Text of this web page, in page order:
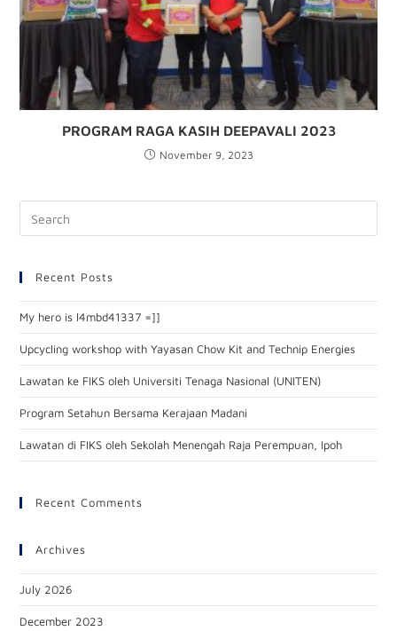
PROGRAM RAGA KASIH DEEPAVALI 2023
November 9, 2023
Recent Posts
My hero is l4mbd41337 =]]
Upcycling workshop with Yayasan Chow Kit and Technip Energies
Lawatan ke FIKS oleh Universiti Tenaga Nasional (UNITEN)
Program Setahun Bersama Kerajaan Madani
Lawatan di FIKS oleh Sekolah Menengah Raja Perempuan, Ipoh
Recent Comments
Archives
July 2026
December 2023